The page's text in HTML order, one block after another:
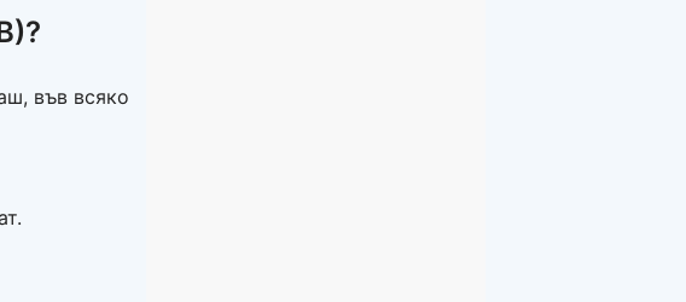
във всяко